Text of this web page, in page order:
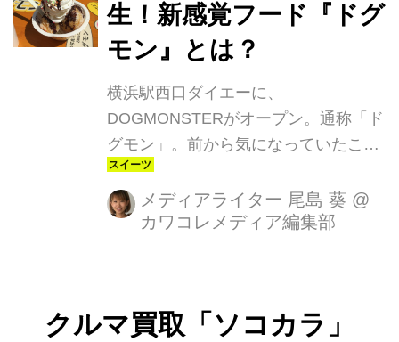
生！新感覚フード『ドグ
モン』とは？
横浜駅西口ダイエーに、
DOGMONSTERがオープン。通称「ド
グモン」。前から気になっていたこの
お店に先日突入取材してきました！
メディアライター 尾島 葵 @
カワコレメディア編集部
クルマ買取「ソコカラ」